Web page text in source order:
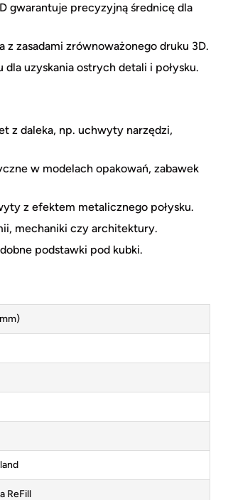
gwarantuje precyzyjną średnicę dla
zasadami zrównoważonego druku 3D.
uzyskania ostrych detali i połysku.
z daleka, np. uchwyty narzędzi,
w modelach opakowań, zabawek
z efektem metalicznego połysku.
mechaniki czy architektury.
podstawki pod kubki.
ReFill